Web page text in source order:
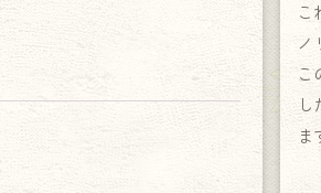
こ
ノ
こ
ま